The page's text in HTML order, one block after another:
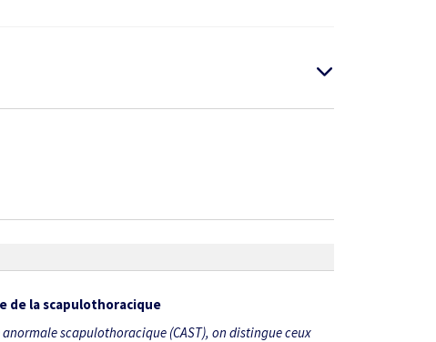
de la scapulothoracique
scapulothoracique (CAST), on distingue ceux